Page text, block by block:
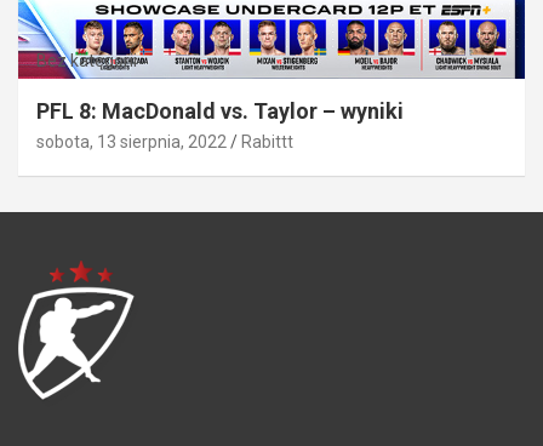
Bez kategorii
PFL 8: MacDonald vs. Taylor – wyniki
sobota, 13 sierpnia, 2022 Rabittt